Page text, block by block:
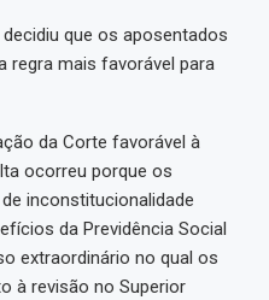
que os aposentados
regra mais favorável para
da Corte favorável à
ocorreu porque os
inconstitucionalidade
da Previdência Social
extraordinário no qual os
à revisão no Superior